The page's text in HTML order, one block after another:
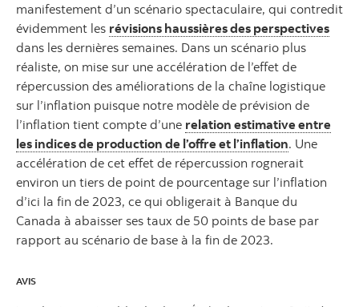
manifestement d’un scénario spectaculaire, qui contredit
évidemment les révisions haussières des perspectives
dans les dernières semaines. Dans un scénario plus
réaliste, on mise sur une accélération de l’effet de
répercussion des améliorations de la chaîne logistique
sur l’inflation puisque notre modèle de prévision de
l’inflation tient compte d’une relation estimative entre
les indices de production de l’offre et l’inflation. Une
accélération de cet effet de répercussion rognerait
environ un tiers de point de pourcentage sur l’inflation
d’ici la fin de 2023, ce qui obligerait à Banque du
Canada à abaisser ses taux de 50 points de base par
rapport au scénario de base à la fin de 2023.
AVIS